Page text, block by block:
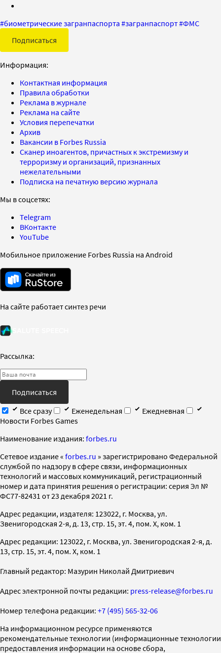
#биометрические загранпаспорта #загранпаспорт#ФМС
Подписаться
Информация:
Контактная информация
Правила обработки
Реклама в журнале
Реклама на сайте
Условия перепечатки
Архив
Вакансии в Forbes Russia
Сканер иноагентов, причастных к экстремизму и
терроризму и организаций, признанных
нежелательными
Подписка на печатную версию журнала
Мы в соцсетях:
Telegram
ВКонтакте
YouTube
Мобильное приложение Forbes Russia на Android
На сайте работает синтез речи
Рассылка:
Подписаться
Все сразу
Еженедельная
Ежедневная
Новости Forbes Games
Наименование издания: forbes.ru
Cетевое издание « forbes.ru » зарегистрировано Федеральной
службой по надзору в сфере связи, информационных
технологий и массовых коммуникаций, регистрационный
номер и дата принятия решения о регистрации: серия Эл №
ФС77-82431 от 23 декабря 2021 г.
Адрес редакции, издателя: 123022, г. Москва, ул.
Звенигородская 2-я, д. 13, стр. 15, эт. 4, пом. X, ком. 1
Адрес редакции: 123022, г. Москва, ул. Звенигородская 2-я, д.
13, стр. 15, эт. 4, пом. X, ком. 1
Главный редактор: Мазурин Николай Дмитриевич
Адрес электронной почты редакции: press-release@forbes.ru
Номер телефона редакции: +7 (495) 565-32-06
На информационном ресурсе применяются
рекомендательные технологии (информационные технологии
предоставления информации на основе сбора,